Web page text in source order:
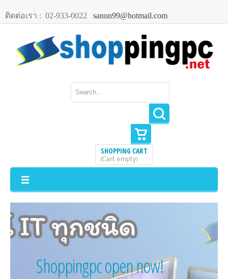
ติดต่อเรา : 02-933-0022 sanun99@hotmail.com
SHOPPING CART
(Cart empty)
Shoppingpc open now!